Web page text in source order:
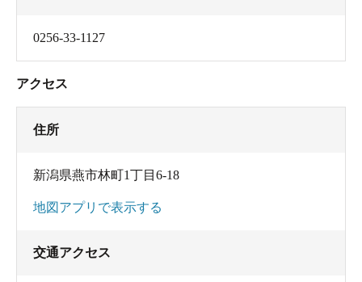
0256-33-1127
アクセス
住所
新潟県燕市林町1丁目6-18
地図アプリで表示する
交通アクセス